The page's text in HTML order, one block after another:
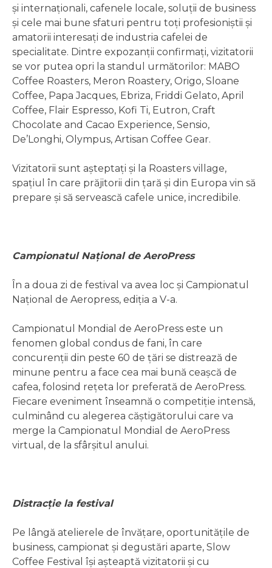
și internaționali, cafenele locale, soluții de business
și cele mai bune sfaturi pentru toți profesioniștii și
amatorii interesați de industria cafelei de
specialitate. Dintre expozanții confirmați, vizitatorii
se vor putea opri la standul următorilor: MABO
Coffee Roasters, Meron Roastery, Origo, Sloane
Coffee, Papa Jacques, Ebriza, Friddi Gelato, April
Coffee, Flair Espresso, Kofi Ti, Eutron, Craft
Chocolate and Cacao Experience, Sensio,
De’Longhi, Olympus, Artisan Coffee Gear.
Vizitatorii sunt așteptați și la Roasters village,
spațiul în care prăjitorii din țară și din Europa vin să
prepare și să servească cafele unice, incredibile.
Campionatul Național de AeroPress
În a doua zi de festival va avea loc și Campionatul
Național de Aeropress, ediția a V-a.
Campionatul Mondial de AeroPress este un
fenomen global condus de fani, în care
concurenții din peste 60 de țări se distrează de
minune pentru a face cea mai bună ceașcă de
cafea, folosind rețeta lor preferată de AeroPress.
Fiecare eveniment înseamnă o competiție intensă,
culminând cu alegerea căștigătorului care va
merge la Campionatul Mondial de AeroPress
virtual, de la sfârșitul anului.
Distracție la festival
Pe lângă atelierele de învățare, oportunitățile de
business, campionat și degustări aparte, Slow
Coffee Festival își așteaptă vizitatorii și cu